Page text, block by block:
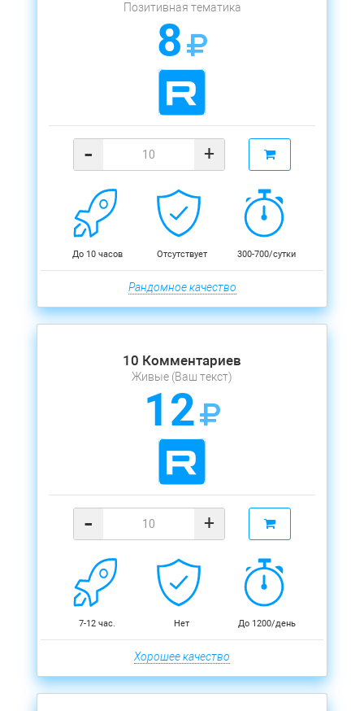
Позитивная тематика
8
- +
До 10 часов Отсутствует 300-700/сутки
Рандомное качество
10 Комментариев
Живые (Ваш текст)
12
- +
7-12 час. Нет До 1200/день
Хорошее качество